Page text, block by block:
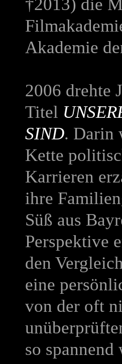
†2013) die
Akademie
2006 drehte
Titel
SIND. Darin
Kette
Karrieren
ihre
Süß aus
Perspektive
den
eine
von der oft
so